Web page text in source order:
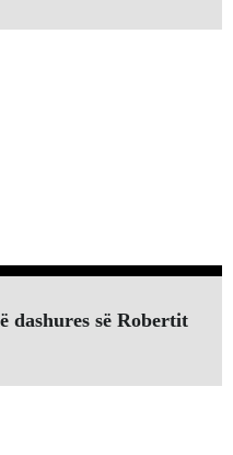
dashures së Robertit